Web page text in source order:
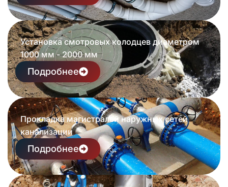
Установка смотровых колодцев диаметром
1000 мм - 2000 мм
Подробнее
Прокладка магистралей наружных сетей
канализации
Подробнее